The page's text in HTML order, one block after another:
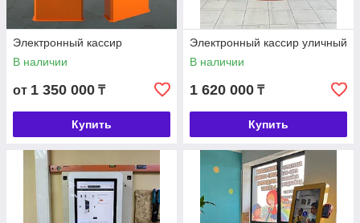
Электронный кассир
В наличии
от 1 350 000 ₸
Купить
Электронный кассир уличный
В наличии
1 620 000 ₸
Купить